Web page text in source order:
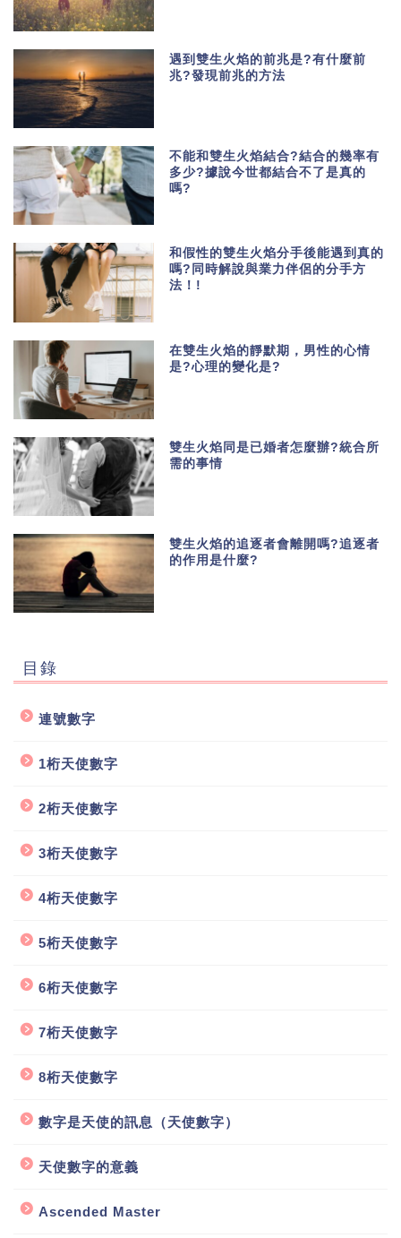
遇到雙生火焰的前兆是?有什麼前
兆?發現前兆的方法
不能和雙生火焰結合?結合的幾率有
多少?據說今世都結合不了是真的
嗎?
和假性的雙生火焰分手後能遇到真的
嗎?同時解說與業力伴侶的分手方
法！!
在雙生火焰的靜默期，男性的心情
是?心理的變化是?
雙生火焰同是已婚者怎麼辦?統合所
需的事情
雙生火焰的追逐者會離開嗎?追逐者
的作用是什麼?
目錄
連號數字
1桁天使數字
2桁天使數字
3桁天使數字
4桁天使數字
5桁天使數字
6桁天使數字
7桁天使數字
8桁天使數字
數字是天使的訊息（天使數字）
天使數字的意義
Ascended Master